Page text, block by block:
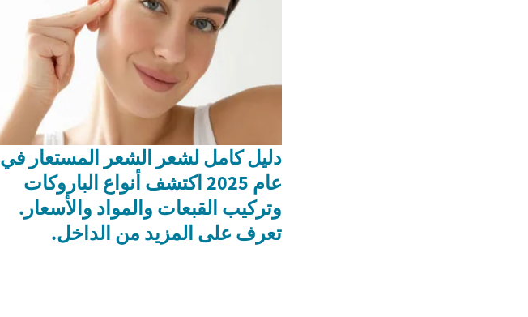
دليل كامل لشعر الشعر المستعار في
عام 2025 اكتشف أنواع الباروكات
وتركيب القبعات والمواد والأسعار.
تعرف على المزيد من الداخل.